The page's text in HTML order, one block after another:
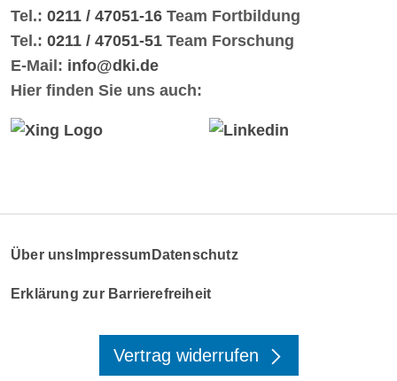
Tel.: 0211 / 47051-16 Team Fortbildung
Tel.: 0211 / 47051-51 Team Forschung
E-Mail: info@dki.de
Hier finden Sie uns auch:
Über uns Impressum Datenschutz
Erklärung zur Barrierefreiheit
Vertrag widerrufen